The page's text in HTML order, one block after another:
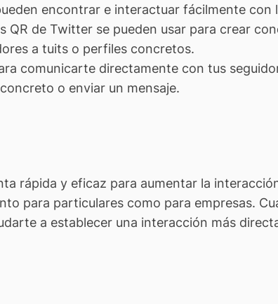
encontrar e interactuar fácilmente con
QR de Twitter se pueden usar para crear
a tuits o perfiles concretos.
comunicarte directamente con tus
o enviar un mensaje.
rápida y eficaz para aumentar la
para particulares como para empresas.
a establecer una interacción más